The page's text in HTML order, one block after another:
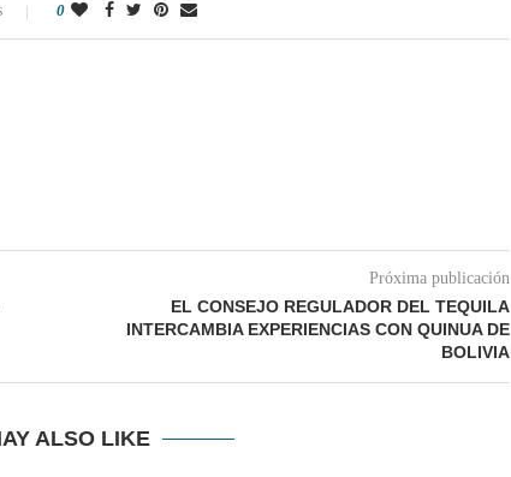
0
Próxima publicación
EL CONSEJO REGULADOR DEL TEQUILA
INTERCAMBIA EXPERIENCIAS CON QUINUA DE
BOLIVIA
ALSO LIKE